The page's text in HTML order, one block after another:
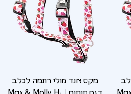
מקס אנד מולי רתמה לכלב